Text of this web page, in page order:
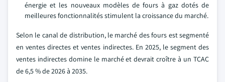
énergie et les nouveaux modèles de fours à gaz dotés de
meilleures fonctionnalités stimulent la croissance du marché.
Selon le canal de distribution, le marché des fours est segmenté
en ventes directes et ventes indirectes. En 2025, le segment des
ventes indirectes domine le marché et devrait croître à un TCAC
de 6,5 % de 2026 à 2035.